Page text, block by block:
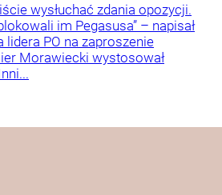
wysłuchać zdania opozycji.
im Pegasusa” – napisał
lidera PO na zaproszenie
Morawiecki wystosował